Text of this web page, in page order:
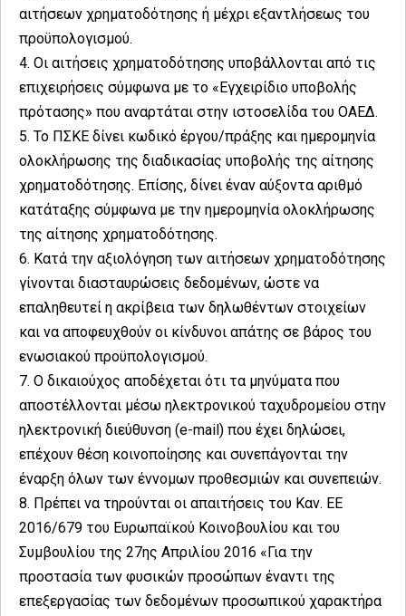
αιτήσεων χρηματοδότησης ή μέχρι εξαντλήσεως του
προϋπολογισμού.
4. Οι αιτήσεις χρηματοδότησης υποβάλλονται από τις
επιχειρήσεις σύμφωνα με το «Εγχειρίδιο υποβολής
πρότασης» που αναρτάται στην ιστοσελίδα του ΟΑΕΔ.
5. Το ΠΣΚΕ δίνει κωδικό έργου/πράξης και ημερομηνία
ολοκλήρωσης της διαδικασίας υποβολής της αίτησης
χρηματοδότησης. Επίσης, δίνει έναν αύξοντα αριθμό
κατάταξης σύμφωνα με την ημερομηνία ολοκλήρωσης
της αίτησης χρηματοδότησης.
6. Κατά την αξιολόγηση των αιτήσεων χρηματοδότησης
γίνονται διασταυρώσεις δεδομένων, ώστε να
επαληθευτεί η ακρίβεια των δηλωθέντων στοιχείων
και να αποφευχθούν οι κίνδυνοι απάτης σε βάρος του
ενωσιακού προϋπολογισμού.
7. Ο δικαιούχος αποδέχεται ότι τα μηνύματα που
αποστέλλονται μέσω ηλεκτρονικού ταχυδρομείου στην
ηλεκτρονική διεύθυνση (e-mail) που έχει δηλώσει,
επέχουν θέση κοινοποίησης και συνεπάγονται την
έναρξη όλων των έννομων προθεσμιών και συνεπειών.
8. Πρέπει να τηρούνται οι απαιτήσεις του Καν. ΕΕ
2016/679 του Ευρωπαϊκού Κοινοβουλίου και του
Συμβουλίου της 27ης Απριλίου 2016 «Για την
προστασία των φυσικών προσώπων έναντι της
επεξεργασίας των δεδομένων προσωπικού χαρακτήρα